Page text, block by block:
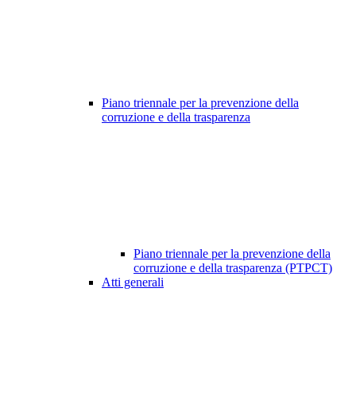
Piano triennale per la prevenzione della
corruzione e della trasparenza
Piano triennale per la prevenzione della
corruzione e della trasparenza (PTPCT)
Atti generali